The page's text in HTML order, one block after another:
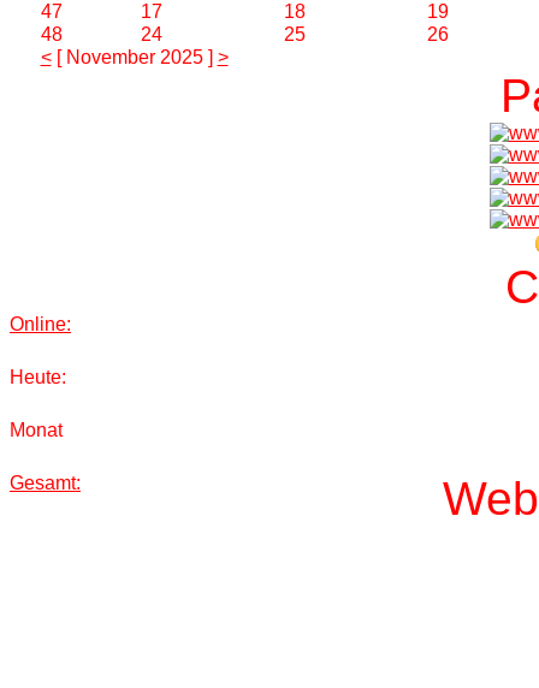
47
17 18
19
48
24 25
26
<[ November 2025 ] >
P
C
Online:
Heute:
Monat
Gesamt: W